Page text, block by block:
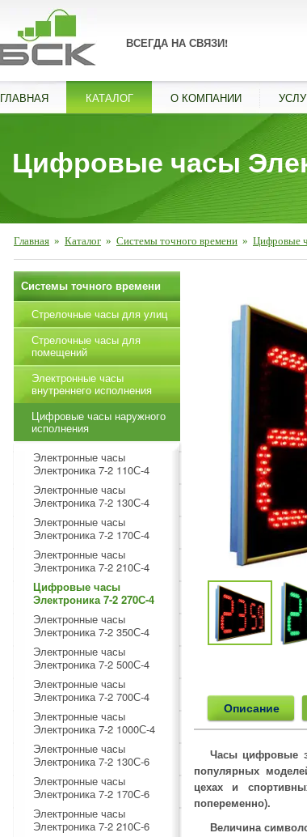
ВСЕГДА НА СВЯЗИ!
ГЛАВНАЯ КАТАЛОГ О КОМПАНИИ
Цифровые часы
Главная » Каталог » Системы точного времени » Цифровые
Описание
Часы цифровые
популярных
цехах и
попеременно).
Величина
Системы точного времени
Стрелочные часы для улиц
Стрелочные часы для
помещений
Электронные часы
внутреннего исполнения
Цифровые часы наружного
исполнения
Электронные часы
Электроника 7-2 110С-4
Электронные часы
Электроника 7-2 130С-4
Электронные часы
Электроника 7-2 170С-4
Электронные часы
Электроника 7-2 210С-4
Цифровые часы
Электроника 7-2 270С-4
Электронные часы
Электроника 7-2 350С-4
Электронные часы
Электроника 7-2 500С-4
Электронные часы
Электроника 7-2 700С-4
Электронные часы
Электроника 7-2 1000С-4
Электронные часы
Электроника 7-2 130С-6
Электронные часы
Электроника 7-2 170С-6
Электронные часы
Электроника 7-2 210С-6